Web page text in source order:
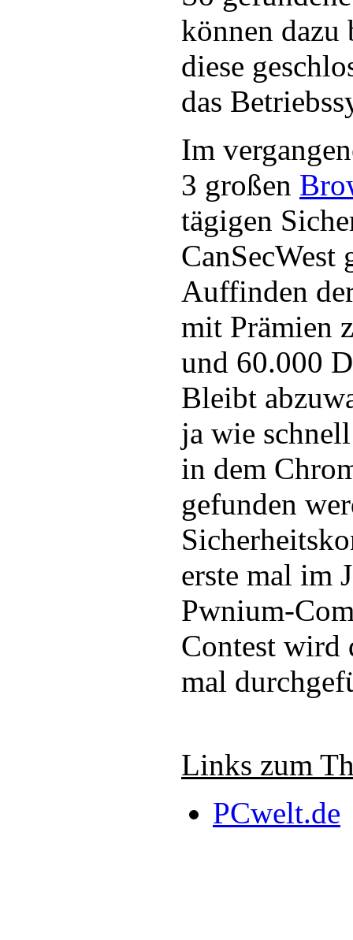
können dazu
diese
das
Im
3 großen
tägigen
CanSecWest
Auffinden
mit Prämien
und 60.000
Bleibt
ja wie
in dem
gefunden
erste mal im
Pwnium-
Contest wird
mal
Links zum
PCwelt.de